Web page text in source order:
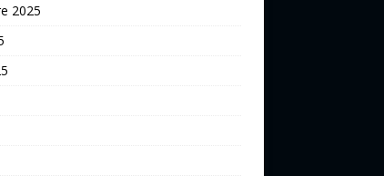
2025